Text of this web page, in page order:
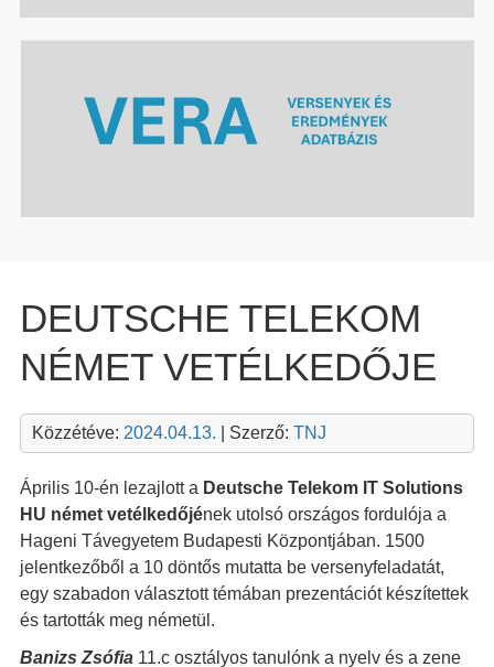
DEUTSCHE TELEKOM
NÉMET VETÉLKEDŐJE
Közzétéve: 2024.04.13. | Szerző: TNJ
Április 10-én lezajlott a Deutsche Telekom IT Solutions
HU német vetélkedőjének utolsó országos fordulója a
Hageni Távegyetem Budapesti Központjában. 1500
jelentkezőből a 10 döntős mutatta be versenyfeladatát,
egy szabadon választott témában prezentációt készítettek
és tartották meg németül.
Banizs Zsófia11.c osztályos tanulónk a nyelv és a zene